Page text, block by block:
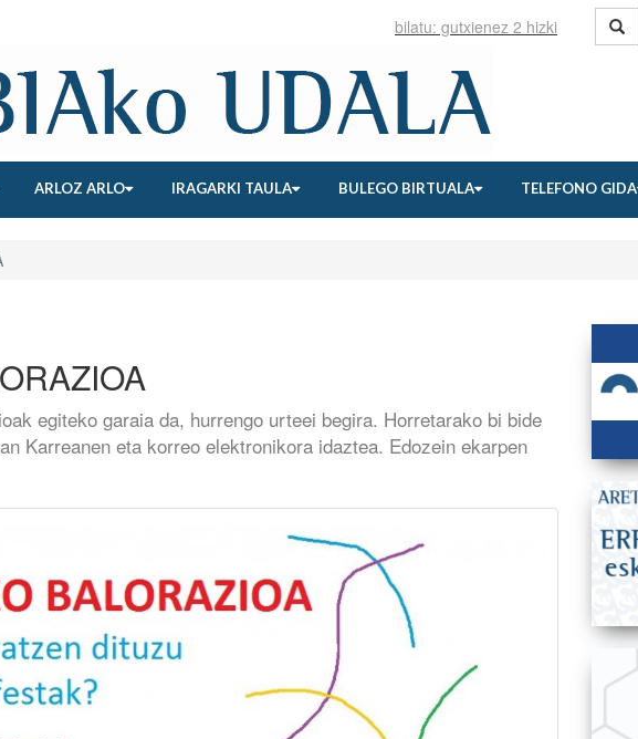
ARLOZ ARLO IRAGARKI TAULA BULEGO BIRTUALA TELEFONO GIDA
egiteko garaia da, hurrengo urteei begira. Horretarako bi bide
Karreanen eta korreo elektronikora idaztea. Edozein ekarpen